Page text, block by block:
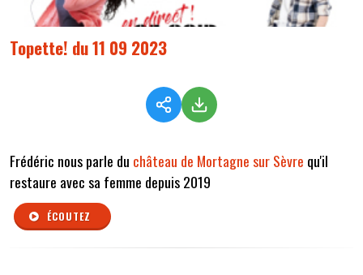
Topette! du 11 09 2023
Frédéric nous parle du château de Mortagne sur Sèvre qu'il
restaure avec sa femme depuis 2019
ÉCOUTEZ